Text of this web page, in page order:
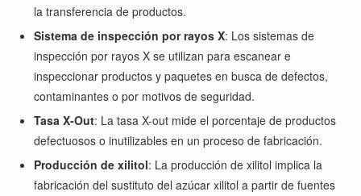
la transferencia de productos.
Sistema de inspección por rayos X: Los sistemas de
inspección por rayos X se utilizan para escanear e
inspeccionar productos y paquetes en busca de defectos,
contaminantes o por motivos de seguridad.
Tasa X-Out: La tasa X-out mide el porcentaje de productos
defectuosos o inutilizables en un proceso de fabricación.
Producción de xilitol: La producción de xilitol implica la
fabricación del sustituto del azúcar xilitol a partir de fuentes